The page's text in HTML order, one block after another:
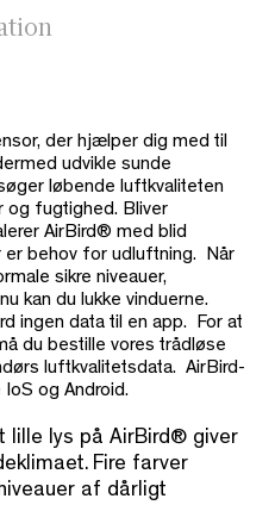
der hjælper dig med til
udvikle sunde
løbende luftkvaliteten
og fugtighed. Bliver
AirBird® med blid
er behov for udluftning. Når
sikre niveauer,
kan du lukke vinduerne.
ingen data til en app. For at
du bestille vores trådløse
luftkvalitetsdata. AirBird-
og Android.
lille lys på AirBird® giver
Fire farver
af dårligt